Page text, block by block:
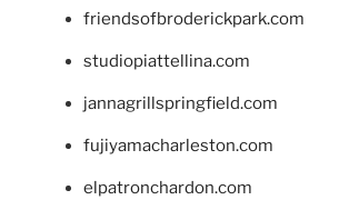
friendsofbroderickpark.com
studiopiattellina.com
jannagrillspringfield.com
fujiyamacharleston.com
elpatronchardon.com